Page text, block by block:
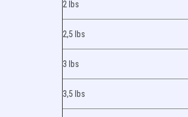
2 lbs
2,5 lbs
3 lbs
3,5 lbs